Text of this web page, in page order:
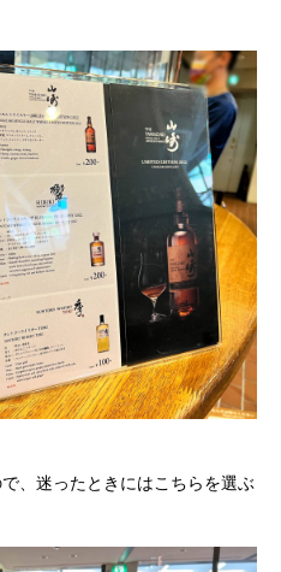
、迷ったときにはこちらを選ぶ